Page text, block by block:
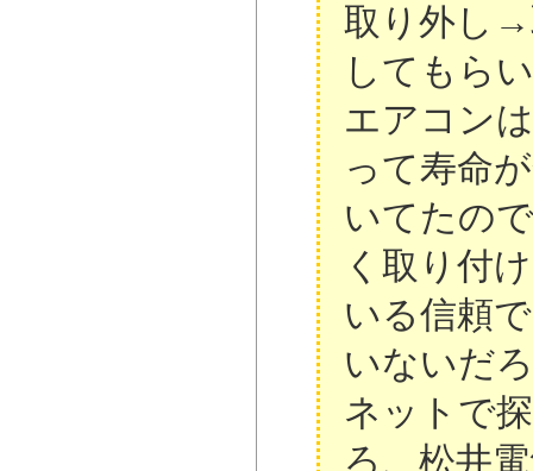
取り外し→
してもら
エアコン
って寿命
いてたの
く取り付
いる信頼
いないだ
ネットで
ろ、松井